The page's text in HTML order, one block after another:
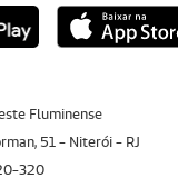
Fluminense
51 - Niterói - RJ
320